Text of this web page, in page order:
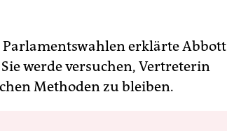
erklärte Abbott
werde versuchen, Vertreterin
Methoden zu bleiben.